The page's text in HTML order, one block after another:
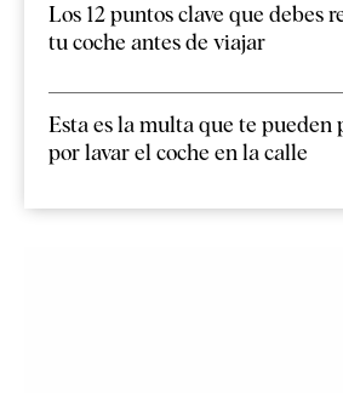
Los 12 puntos clave que debes
tu coche antes de viajar
Esta es la multa que te pueden
por lavar el coche en la calle